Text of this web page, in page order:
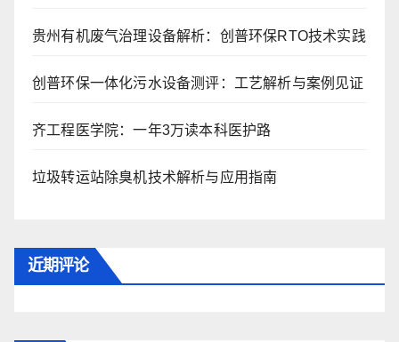
贵州有机废气治理设备解析：创普环保RTO技术实践
创普环保一体化污水设备测评：工艺解析与案例见证
齐工程医学院：一年3万读本科医护路
垃圾转运站除臭机技术解析与应用指南
近期评论